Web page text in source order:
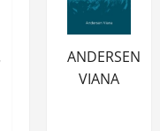
ANDERSEN
VIANA